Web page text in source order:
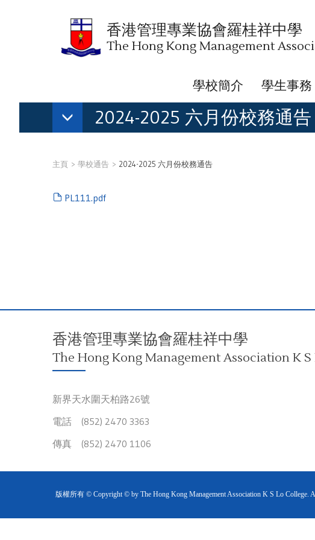
香港管理專業協會羅桂祥中學
The Hong Kong Management
學校簡介 學生事務
2024-2025 六月份校務通告
主頁 學校通告 2024-2025 六月份校務通告
PL111.pdf
香港管理專業協會羅桂祥中學
The Hong Kong Management Association K S
新界天水圍天柏路26號
電話 (852) 2470 3363
傳真 (852) 2470 1106
版權所有 © Copyright © by The Hong Kong Management Association K S Lo College.